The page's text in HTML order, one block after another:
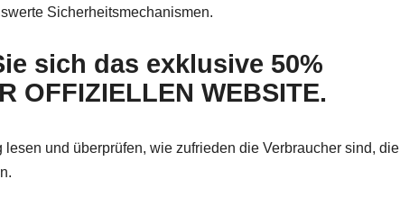
Sicherheitsmechanismen.
sich das exklusive 50%
OFFIZIELLEN WEBSITE.
und überprüfen, wie zufrieden die Verbraucher sind, die